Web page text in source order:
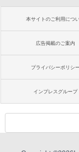
本サイトのご利用につ
広告掲載のご案内
プライバシーポリシー
インプレスグループ